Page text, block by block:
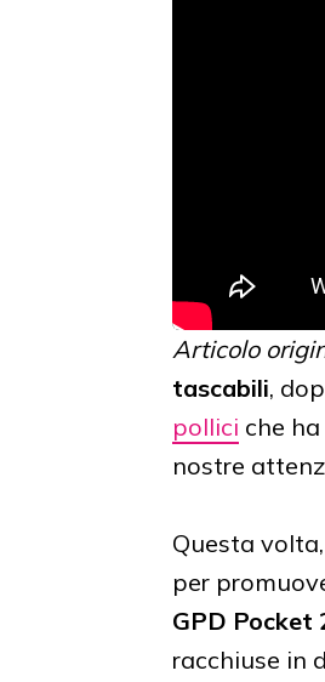
Articolo
tascabili,
pollici che
nostre
Questa
per
GPD Pocket
racchiuse in